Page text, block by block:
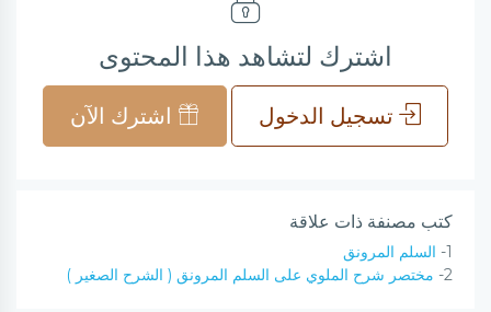
اشترك لتشاهد هذا المحتوى
تسجيل الدخول اشترك الآن
كتب مصنفة ذات علاقة
1- السلم المرونق
2- مختصر شرح الملوي على السلم المرونق ( الشرح الصغير )